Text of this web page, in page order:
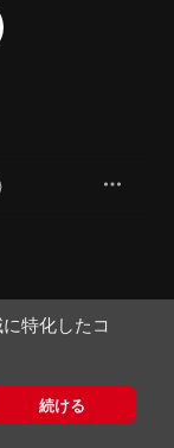
特化したコ
続ける